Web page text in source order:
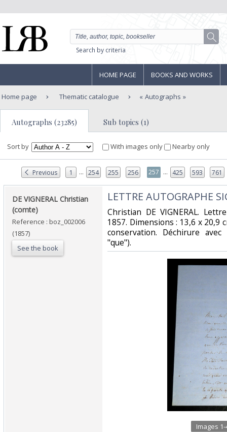
Search by criteria
HOME PAGE BOOKS AND WORKS
Home page Thematic catalogue Autographs
Autographs (23285) Sub topics (1)
Sort by With images only Nearby only
Previous 1 ... 254 255 256 257 ... 425 593 761
‎DE VIGNERAL Christian
(comte)‎
Reference : boz_002006
(1857)
See the book
‎LETTRE AUTOGRAPHE
‎Christian DE VIGNERAL.
1857. Dimensions : 13,6 x 20,9
conservation. Déchirure
"que").‎
Images